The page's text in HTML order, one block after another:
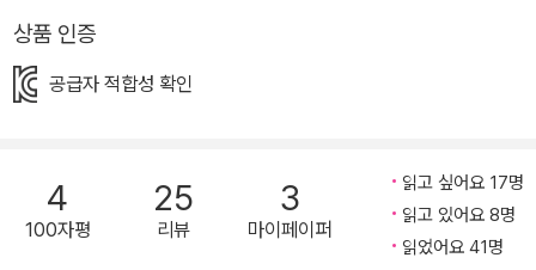
지 작품들에게 큰 영감을 주었고, 탄탄한 서사와 치밀한 구성, 거
기에 매력적인 캐릭터까지 더해서 판타지 문학의 고전이자 걸작
이라고 평가받는 작품이지요. 《한밤중 톰의 정원에서》를 펼치는
상으로의 여행을 떠나게 될 것입니다. “맙소사! 거기에 정원이 있
어. 이 수수께끼를 꼭 풀고야 말겠어!” 문을 열면 펼쳐지는 상상
을 초월한 판타지 세상! 신나는 여름방학에 다세대주택에서 갑갑
상품 인증
공급자 적합성 확인
4
100자평
25
리뷰
3
마이페이퍼
읽고 싶어요 17명
읽고 있어요 8명
읽었어요 41명